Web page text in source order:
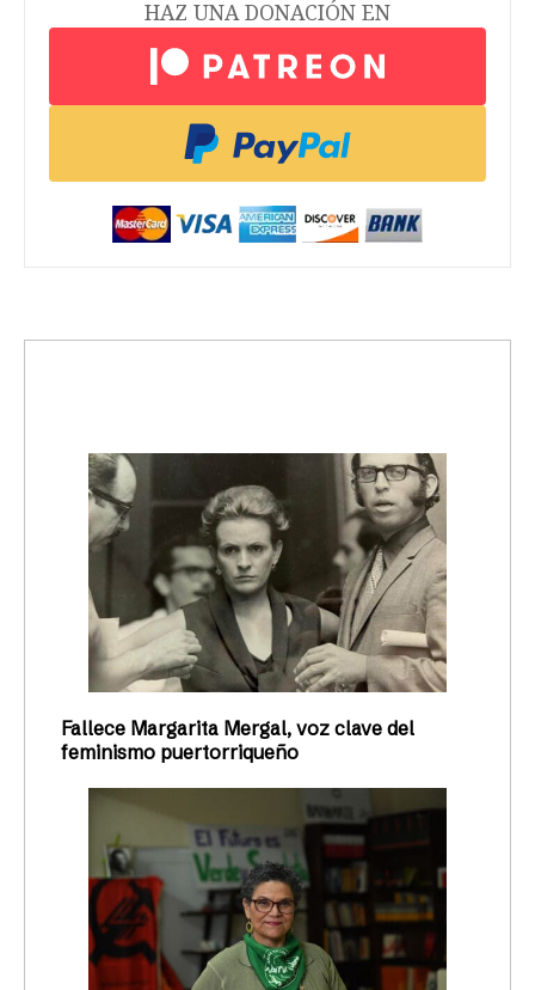
HAZ UNA DONACIÓN EN
Fallece Margarita Mergal, voz clave del
feminismo puertorriqueño